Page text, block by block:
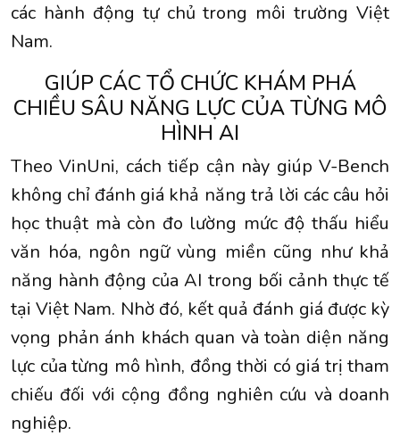
các hành động tự chủ trong môi trường Việt
Nam.
GIÚP CÁC TỔ CHỨC KHÁM PHÁ
CHIỀU SÂU NĂNG LỰC CỦA TỪNG MÔ
HÌNH AI
Theo VinUni, cách tiếp cận này giúp V-Bench
không chỉ đánh giá khả năng trả lời các câu hỏi
học thuật mà còn đo lường mức độ thấu hiểu
văn hóa, ngôn ngữ vùng miền cũng như khả
năng hành động của AI trong bối cảnh thực tế
tại Việt Nam. Nhờ đó, kết quả đánh giá được kỳ
vọng phản ánh khách quan và toàn diện năng
lực của từng mô hình, đồng thời có giá trị tham
chiếu đối với cộng đồng nghiên cứu và doanh
nghiệp.